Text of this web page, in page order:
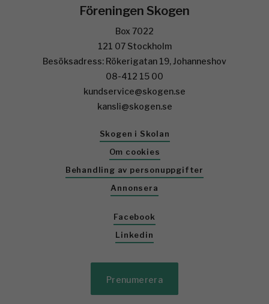
Föreningen Skogen
Box 7022
121 07 Stockholm
Besöksadress: Rökerigatan 19, Johanneshov
08-412 15 00
kundservice@skogen.se
kansli@skogen.se
Skogen i Skolan
Om cookies
Behandling av personuppgifter
Annonsera
Facebook
Linkedin
Prenumerera